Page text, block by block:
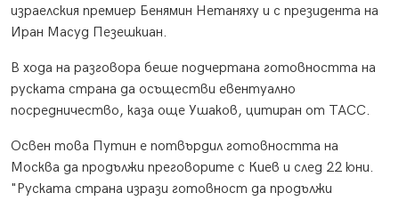
израелския премиер Бенямин Нетаняху и с президента на
Иран Масуд Пезешкиан.
В хода на разговора беше подчертана готовността на
руската страна да осъществи евентуално
посредничество, каза още Ушаков, цитиран от ТАСС.
Освен това Путин е потвърдил готовността на
Москва да продължи преговорите с Киев и след 22 юни.
"Руската страна изрази готовност да продължи